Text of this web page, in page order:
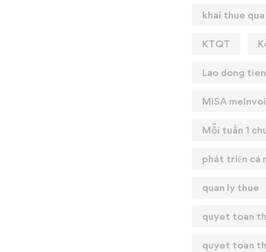
khai thue qua
KTQT
Lao dong
MISA
Mỗi tuần 1
phát triển cá
quan ly thue
quyet toan
quyet toan